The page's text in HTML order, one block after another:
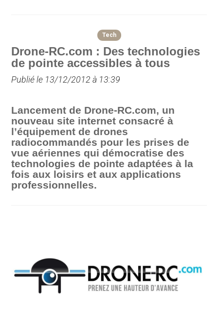
Tech
Drone-RC.com : Des technologies
de pointe accessibles à tous
Publié le 13/12/2012 à 13:39
Lancement de Drone-RC.com, un
nouveau site internet consacré à
l’équipement de drones
radiocommandés pour les prises de
vue aériennes qui démocratise des
technologies de pointe adaptées à la
fois aux loisirs et aux applications
professionnelles.